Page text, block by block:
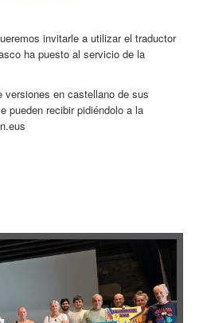
invitarle a utilizar el traductor
ha puesto al servicio de la
versiones en castellano de sus
pueden recibir pidiéndolo a la